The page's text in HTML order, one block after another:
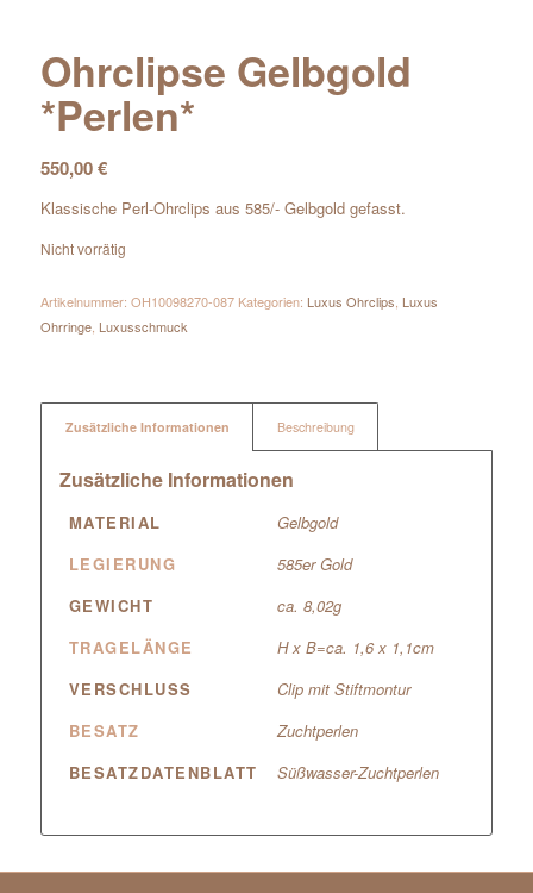
Ohrclipse Gelbgold
*Perlen*
550,00€
Klassische Perl-Ohrclips aus 585/- Gelbgold gefasst.
Nicht vorrätig
Artikelnummer: OH10098270-087 Kategorien: Luxus Ohrclips Luxus
Ohrringe, Luxusschmuck
Zusätzliche Informationen Beschreibung
Zusätzliche Informationen
MATERIAL
Gelbgold
LEGIERUNG
585er Gold
GEWICHT
ca. 8,02g
TRAGELÄNGE
H x B=ca. 1,6 x 1,1cm
VERSCHLUSS
Clip mit Stiftmontur
BESATZ
Zuchtperlen
BESATZDATENBLATT
Süßwasser-Zuchtperlen